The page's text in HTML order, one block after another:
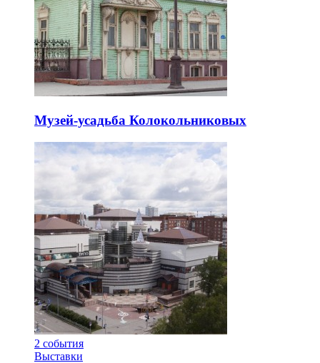
Музей-усадьба Колокольниковых
2 события
Выставки